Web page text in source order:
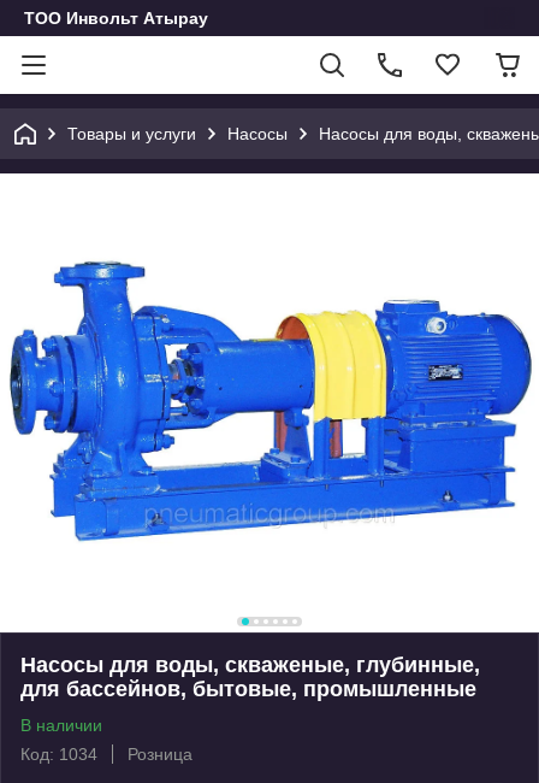
ТОО Инвольт Атырау
Товары и услуги Насосы Насосы для воды,
Насосы для воды, скваженые, глубинные,
для бассейнов, бытовые, промышленные
В наличии
Код: 1034
Розница